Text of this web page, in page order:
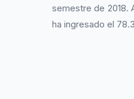
semestre de 2018.
ha ingresado el